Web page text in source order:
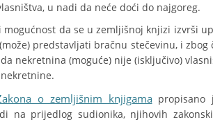
u nadi da neće doći do najgoreg.
mogućnost da se u zemljišnoj knjizi izvrši
predstavljati bračnu stečevinu, i zbog
nekretnina (moguće) nije (isključivo)
o zemljišnim knjigamapropisano
na prijedlog sudionika, njihovih